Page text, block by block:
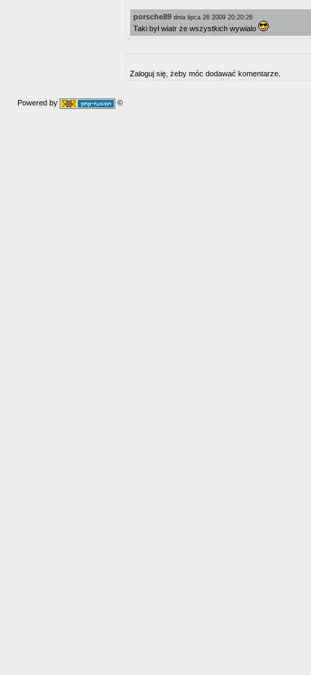
porsche89 dnia lipca 26 2009 20:20:26
Taki był wiatr że wszystkich wywialo
Zaloguj się, żeby móc dodawać komentarze.
Powered by ©